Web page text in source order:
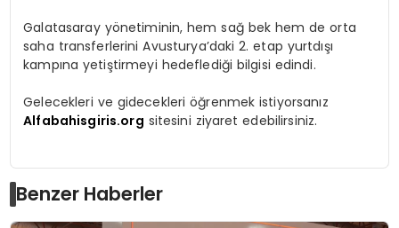
Galatasaray yönetiminin, hem sağ bek hem de orta
saha transferlerini Avusturya’daki 2. etap yurtdışı
kampına yetiştirmeyi hedeflediği bilgisi edindi.
Gelecekleri ve gidecekleri öğrenmek istiyorsanız
Alfabahisgiris.org sitesini ziyaret edebilirsiniz.
Benzer Haberler